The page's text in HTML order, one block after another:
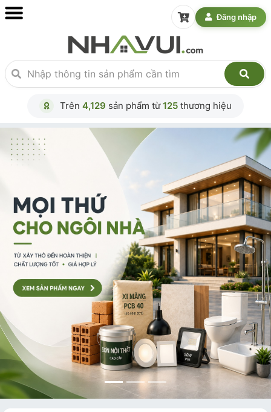
Đăng nhập
Trên 4,129 sản phẩm từ125 thương hiệu